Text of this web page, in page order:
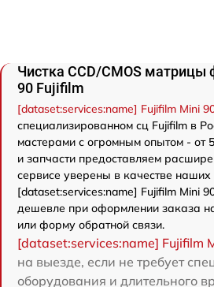
Чистка CCD/CMOS матрицы
90 Fujifilm
[dataset:services:name] Fujifilm Mini
специализированном сц Fujifilm в
мастерами с огромным опытом - от
и запчасти предоставляем
сервисе уверены в качестве наших
[dataset:services:name] Fujifilm Mini
дешевле при оформлении заказа
или форму обратной связи.
[dataset:services:name] Fujifilm
на выезде, если не требует
оборудования и длительного